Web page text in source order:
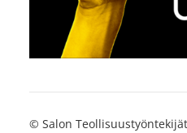
© Salon